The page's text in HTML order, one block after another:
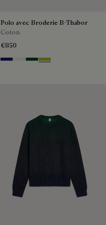
Polo avec Broderie B-Thabor
Coton
€850
Noctural Blue
Off White
Green Smoke
Acid Green